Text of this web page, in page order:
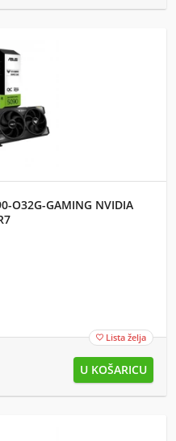
O32G-GAMING NVIDIA
 Lista želja